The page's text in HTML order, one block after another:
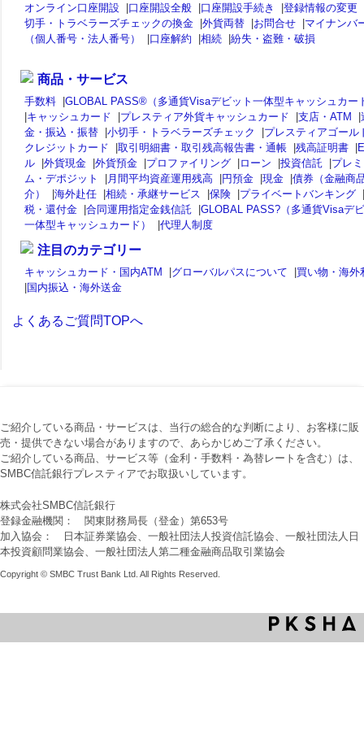
オンライン口座開設 |口座開設全般 |口座開設手続き |登録情報の変更
切手・トラベラーズチェックの換金 |外貨両替 |お問合せ |マイナンバ
（個人番号・法人番号）
|口座解約 |相続 |紛失・盗難・破損
商品・サービス
手数料 |GLOBAL PASS®（多通貨Visaデビット一体型キャッシュカー
|キャッシュカード |プレスティア外貨キャッシュカード |支店・ATM |
金・振込・振替 |小切手・トラベラーズチェック |プレスティアゴール
クレジットカード
|取引明細書・取引残高報告書・通帳 |残高証明書 |
ル |外貨現金 |外貨預金 |プロファイリング |ローン |投資信託 |プレ
ム・デポジット
| 月間平均資産運用残高 |円預金 |現金 |債券（金融商
介）
|海外赴任 |相続・承継サービス |保険 |プライベートバンキング |
税・還付金 |合同運用指定金銭信託 |GLOBAL PASS?（多通貨Visaデ
一体型キャッシュカード）
|代理人制度
注目のカテゴリー
キャッシュカード・国内ATM |グローバルパスについて |買い物・海外
|国内振込・海外送金
よくあるご質問TOPへ
ご紹介している商品・サービスは、当行の総合的な判断により、お客様に販
売・提供できない場合がありますので、あらかじめご了承ください。
ご紹介している商品、サービス等（金利・手数料・為替レートを含む）は、
SMBC信託銀行プレスティアでお取扱いしています。
株式会社SMBC信託銀行
登録金融機関： 関東財務局長（登金）第653号
加入協会： 日本証券業協会、一般社団法人投資信託協会、一般社団法人日
本投資顧問業協会、一般社団法人第二種金融商品取引業協会
Copyright © SMBC Trust Bank Ltd. All Rights Reserved.